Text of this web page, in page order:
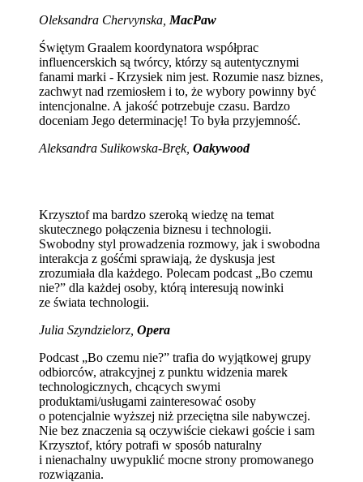
Oleksandra Chervynska, MacPaw
Świętym Graalem koordynatora współprac
influencerskich są twórcy, którzy są autentycznymi
fanami marki - Krzysiek nim jest. Rozumie nasz biznes,
zachwyt nad rzemiosłem i to, że wybory powinny być
intencjonalne. A jakość potrzebuje czasu. Bardzo
doceniam Jego determinację! To była przyjemność.
Aleksandra Sulikowska-Bręk, Oakywood
Krzysztof ma bardzo szeroką wiedzę na temat
skutecznego połączenia biznesu i technologii.
Swobodny styl prowadzenia rozmowy, jak i swobodna
interakcja z gośćmi sprawiają, że dyskusja jest
zrozumiała dla każdego. Polecam podcast „Bo czemu
nie?” dla każdej osoby, którą interesują nowinki
ze świata technologii.
Julia Szyndzielorz, Opera
Podcast „Bo czemu nie?” trafia do wyjątkowej grupy
odbiorców, atrakcyjnej z punktu widzenia marek
technologicznych, chcących swymi
produktami/usługami zainteresować osoby
o potencjalnie wyższej niż przeciętna sile nabywczej.
Nie bez znaczenia są oczywiście ciekawi goście i sam
Krzysztof, który potrafi w sposób naturalny
i nienachalny uwypuklić mocne strony promowanego
rozwiązania.